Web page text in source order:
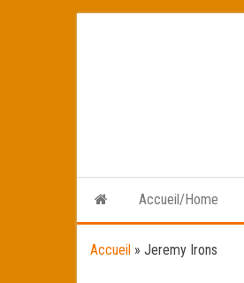
Accueil/Home
Accueil » Jeremy Irons